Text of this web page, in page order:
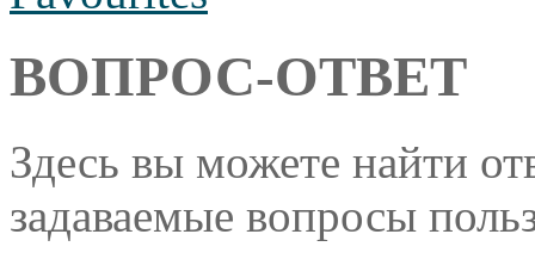
ВОПРОС-ОТВЕТ
Здесь вы можете найти
задаваемые вопросы